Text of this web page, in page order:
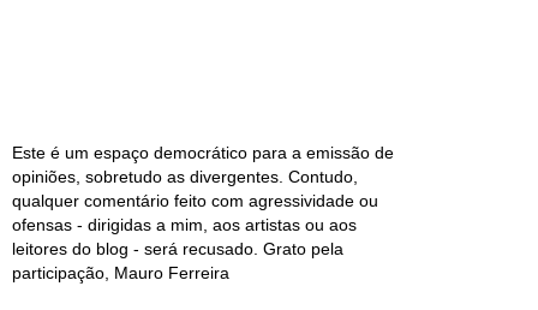
Este é um espaço democrático para a emissão de
opiniões, sobretudo as divergentes. Contudo,
qualquer comentário feito com agressividade ou
ofensas - dirigidas a mim, aos artistas ou aos
leitores do blog - será recusado. Grato pela
participação, Mauro Ferreira